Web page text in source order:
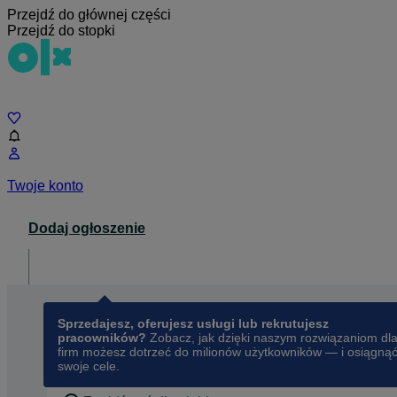
Przejdź do głównej części
Przejdź do stopki
Twoje konto
Dodaj ogłoszenie
Sprzedajesz, oferujesz usługi lub rekrutujesz
pracowników? Zobacz, jak dzięki naszym rozwiązaniom dla
firm możesz dotrzeć do milionów użytkowników — i osiągnąć
swoje cele.